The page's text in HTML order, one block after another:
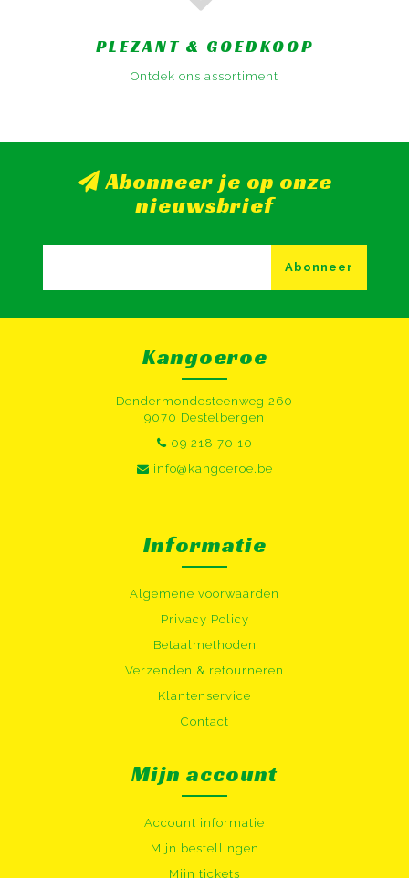
PLEZANT & GOEDKOOP
Ontdek ons assortiment
Abonneer je op onze
nieuwsbrief
Abonneer
Kangoeroe
Dendermondesteenweg 260
9070 Destelbergen
09 218 70 10
info@kangoeroe.be
Informatie
Algemene voorwaarden
Privacy Policy
Betaalmethoden
Verzenden & retourneren
Klantenservice
Contact
Mijn account
Account informatie
Mijn bestellingen
Mijn tickets